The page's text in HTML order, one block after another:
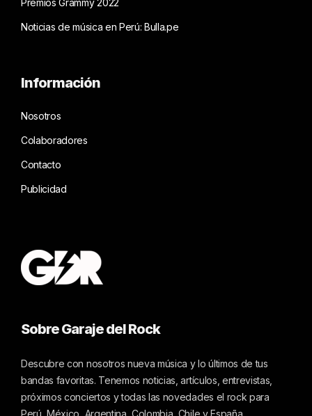
Noticias de música en Perú: Bulla.pe
Información
Nosotros
Colaboradores
Contacto
Publicidad
Sobre Garaje del Rock
Descubre con nosotros nueva música y lo últimos de tus
bandas favoritas. Tenemos noticias, artículos, entrevistas,
próximos conciertos y todas las novedades el rock para
Perú, México, Argentina, Colombia, Chile y España.